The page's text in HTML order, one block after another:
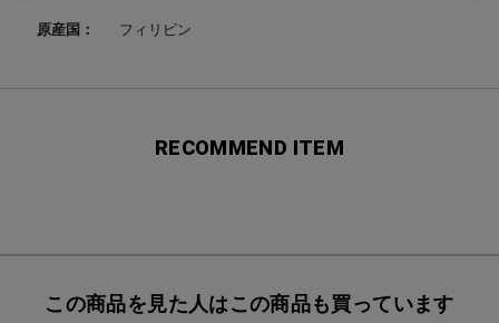
原産国： フィリピン
RECOMMEND ITEM
この商品を見た人はこの商品も買っています